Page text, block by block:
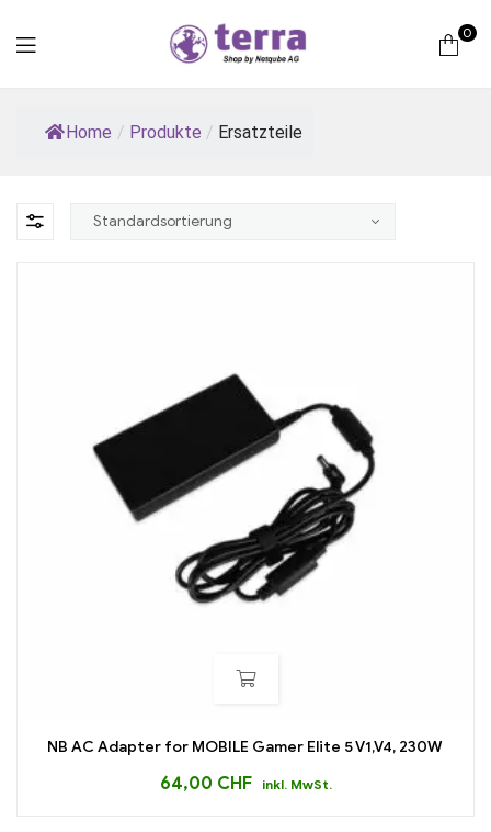
Computer
0
Home / Produkte / Ersatzteile
NB AC Adapter for MOBILE Gamer Elite 5 V1,V4, 230W
64,00 CHF inkl. MwSt.